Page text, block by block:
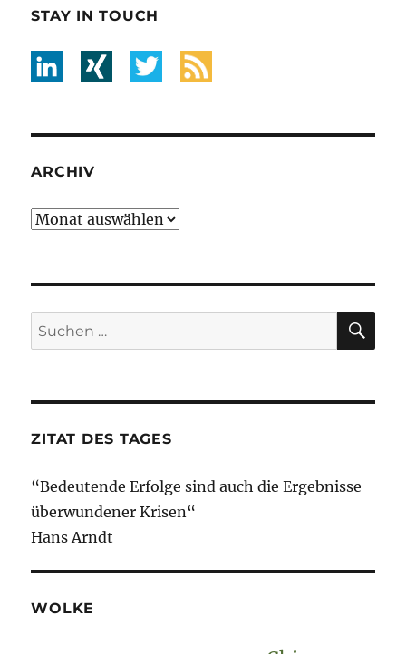
STAY IN TOUCH
ARCHIV
Archiv
Suche
nach:
ZITAT DES TAGES
“Bedeutende Erfolge sind auch die Ergebnisse
überwundener Krisen“
Hans Arndt
WOLKE